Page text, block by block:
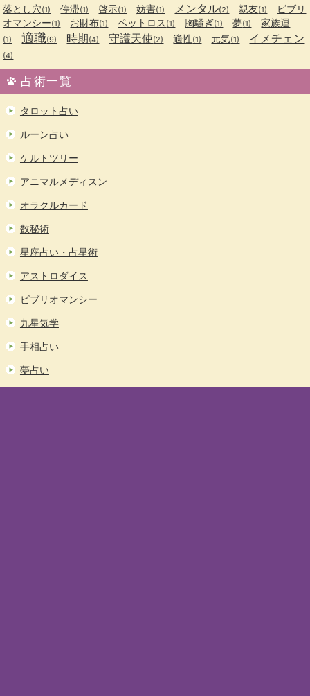
落とし穴(1) 停滞(1) 啓示(1) 妨害(1) メンタル(2) 親友(1)
ビブリ
オマンシー(1) お財布(1) ペットロス (1) 胸騒ぎ(1) 夢(1) 家族運
(1) 適職(9) 時期(4) 守護天使(2) 適性(1) 元気(1) イメチェン
(4)
占術一覧
タロット占い
ルーン占い
ケルトツリー
アニマルメディスン
オラクルカード
数秘術
星座占い・占星術
アストロダイス
ビブリオマンシー
九星気学
手相占い
夢占い